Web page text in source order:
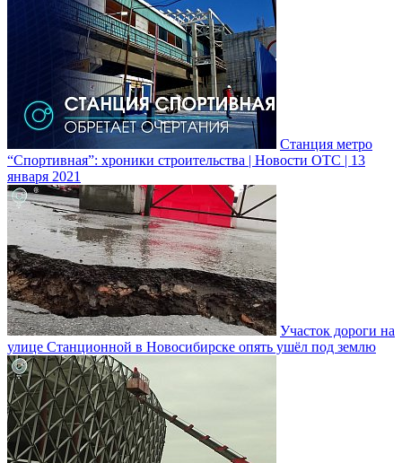
Станция метро
“Спортивная”: хроники строительства | Новости ОТС | 13
января 2021
Участок дороги на
улице Станционной в Новосибирске опять ушёл под землю